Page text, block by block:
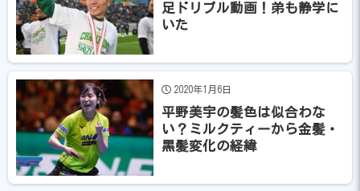
足ドリブル動画！弟も静学に
いた
2020年1月6日
平野美宇の髪色は似合わな
い？ミルクティーから金髪・
黒髪変化の経緯